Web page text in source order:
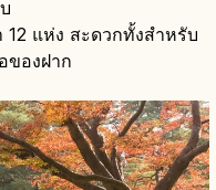
แห่ง สะดวกทั้งสำหรับ
ของฝาก